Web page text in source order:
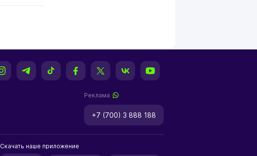
Реклама
+7 (700) 3 888 188
Скачать наше приложение